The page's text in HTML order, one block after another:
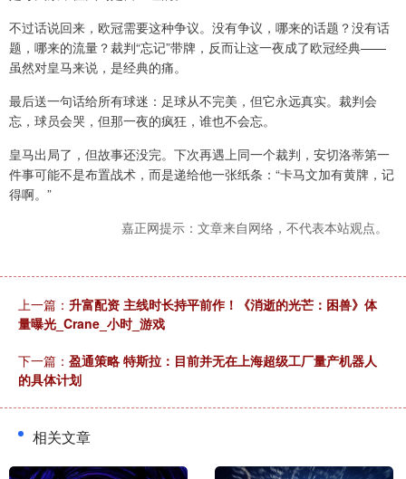
不过话说回来，欧冠需要这种争议。没有争议，哪来的话题？没有话
题，哪来的流量？裁判“忘记”带牌，反而让这一夜成了欧冠经典——
虽然对皇马来说，是经典的痛。
最后送一句话给所有球迷：足球从不完美，但它永远真实。裁判会
忘，球员会哭，但那一夜的疯狂，谁也不会忘。
皇马出局了，但故事还没完。下次再遇上同一个裁判，安切洛蒂第一
件事可能不是布置战术，而是递给他一张纸条：“卡马文加有黄牌，记
得啊。”
嘉正网提示：文章来自网络，不代表本站观点。
上一篇： 升富配资 主线时长持平前作！《消逝的光芒：困兽》体
量曝光_Crane_小时_游戏
下一篇： 盈通策略 特斯拉：目前并无在上海超级工厂量产机器人
的具体计划
相关文章